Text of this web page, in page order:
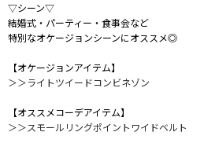
▽シーン▽
結婚式・パーティー・食事会など
特別なオケージョンシーンにオススメ◎
【オケージョンアイテム】
＞＞ライトツイードコンビネゾン
【オススメコーデアイテム】
＞＞スモールリングポイントワイドベルト